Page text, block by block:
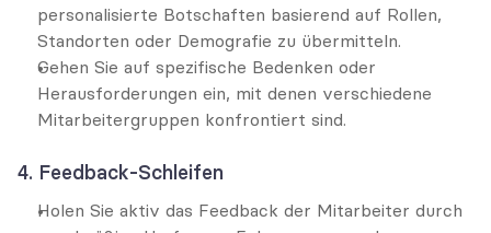
personalisierte Botschaften basierend auf Rollen,
Standorten oder Demografie zu übermitteln.
Gehen Sie auf spezifische Bedenken oder
Herausforderungen ein, mit denen verschiedene
Mitarbeitergruppen konfrontiert sind.
4. Feedback-Schleifen
Holen Sie aktiv das Feedback der Mitarbeiter durch